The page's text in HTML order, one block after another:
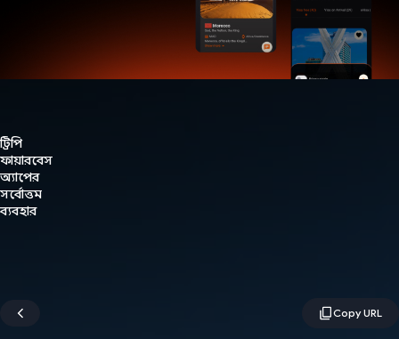
ট্রিপি
ফায়ারবেস
অ্যাপের
সর্বোত্তম
ব্যবহার